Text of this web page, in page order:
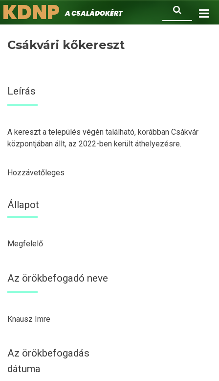
Ugrás
a
Keresés
KDNPA családokért.
Csákvári kőkereszt
Leírás
A kereszt a település végén található, korábban Csákvár
központjában állt, az 2022-ben került áthelyezésre.
Hozzávetőleges
Állapot
Megfelelő
Az örökbefogadó neve
Knausz Imre
Az örökbefogadás
dátuma